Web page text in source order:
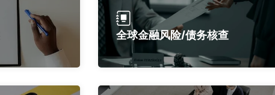
全球金融风险/债务核查